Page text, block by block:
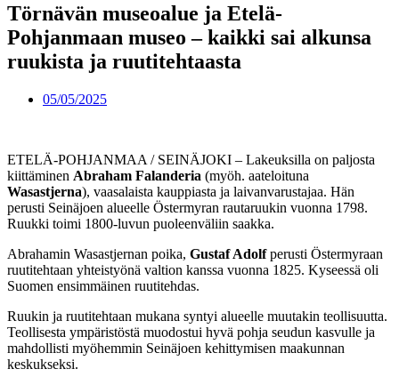
Törnävän museoalue ja Etelä-
Pohjanmaan museo – kaikki sai alkunsa
ruukista ja ruutitehtaasta
05/05/2025
ETELÄ-POHJANMAA / SEINÄJOKI – Lakeuksilla on paljosta
kiittäminen Abraham Falanderia (myöh. aateloituna
Wasastjerna), vaasalaista kauppiasta ja laivanvarustajaa. Hän
perusti Seinäjoen alueelle Östermyran rautaruukin vuonna 1798.
Ruukki toimi 1800-luvun puoleenväliin saakka.
Abrahamin Wasastjernan poika, Gustaf Adolfperusti Östermyraan
ruutitehtaan yhteistyönä valtion kanssa vuonna 1825. Kyseessä oli
Suomen ensimmäinen ruutitehdas.
Ruukin ja ruutitehtaan mukana syntyi alueelle muutakin teollisuutta.
Teollisesta ympäristöstä muodostui hyvä pohja seudun kasvulle ja
mahdollisti myöhemmin Seinäjoen kehittymisen maakunnan
keskukseksi.